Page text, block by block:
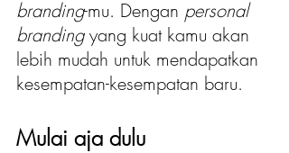
branding-mu. Dengan personal
branding yang kuat kamu akan
lebih mudah untuk mendapatkan
kesempatan-kesempatan baru.
Mulai aja dulu